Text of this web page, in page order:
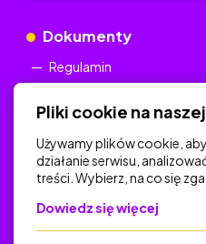
Dokumenty
Regulamin
Na skróty
Polityka Prywatności
Pliki cookie na
Używamy plików cookie,
działanie serwisu,
treści. Wybierz, na co się
Dowiedz się więcej